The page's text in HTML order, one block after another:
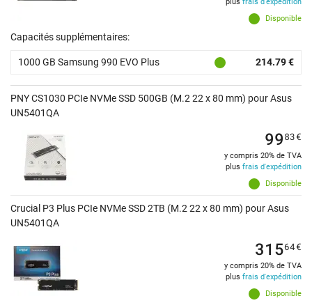
Disponible
plus frais d'expédition
Capacités supplémentaires:
1000 GB Samsung 990 EVO Plus 214.79 €
PNY CS1030 PCIe NVMe SSD 500GB (M.2 22 x 80 mm) pour Asus
UN5401QA
Disponible
9983€
y compris 20% de TVA
plus frais d'expédition
Crucial P3 Plus PCIe NVMe SSD 2TB (M.2 22 x 80 mm) pour Asus
UN5401QA
Disponible
31564€
y compris 20% de TVA
plus frais d'expédition